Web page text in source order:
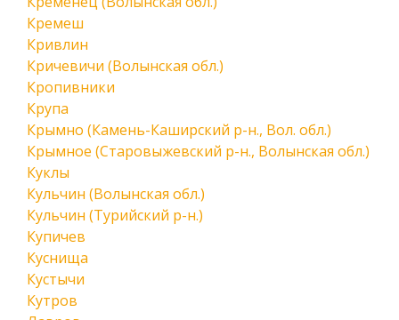
Кремеш
Кривлин
Кричевичи (Волынская обл.)
Кропивники
Крупа
Крымно (Камень-Каширский р-н., Вол. обл.)
Крымное (Старовыжевский р-н., Волынская обл.)
Куклы
Кульчин (Волынская обл.)
Кульчин (Турийский р-н.)
Купичев
Куснища
Кустычи
Кутров